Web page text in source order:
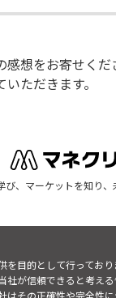
感想をお寄せく
ただきます。
び、マーケットを知り、
目的として行っており
社が信頼できると考え